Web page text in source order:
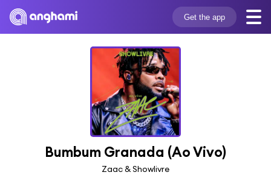
Get the app
Bumbum Granada (Ao Vivo)
Zaac & Showlivre